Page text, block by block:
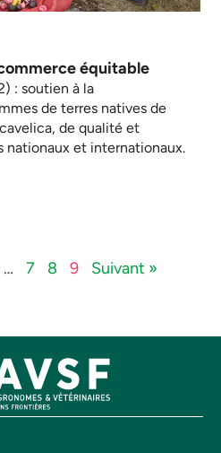
équitable
: soutien à la
de terres natives de
de qualité et
nationaux et internationaux.
… 7 8 9 Suivant »